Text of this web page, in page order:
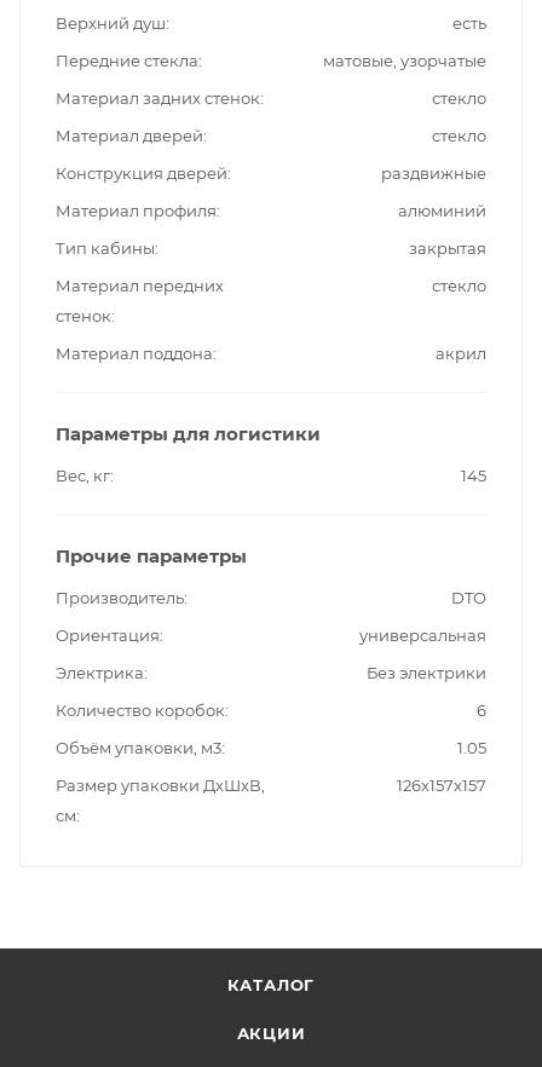
Верхний душ
есть
Передние стекла
матовые, узорчатые
Материал задних стенок
стекло
Материал дверей
стекло
Конструкция дверей
раздвижные
Материал профиля
алюминий
Тип кабины
закрытая
Материал передних
стенок
стекло
Материал поддона акрил
Параметры для логистики
Вес, кг 145
Прочие параметры
Производитель
DTO
Ориентация
универсальная
Электрика
Без электрики
Количество коробок
6
Объём упаковки, м3
1.05
Размер упаковки ДxШxВ,
см
126x157x157
КАТАЛОГ
АКЦИИ